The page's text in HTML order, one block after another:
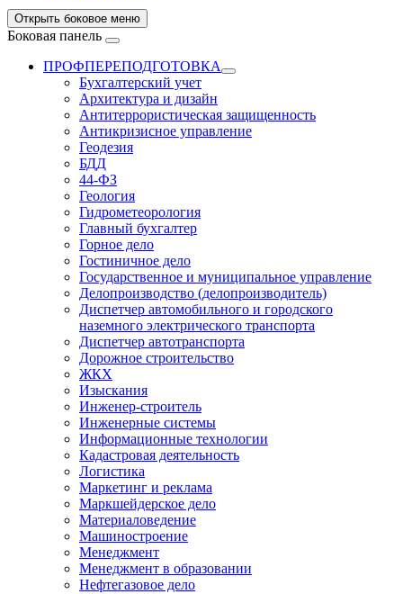
Открыть боковое меню
Боковая панель
ПРОФПЕРЕПОДГОТОВКА
Бухгалтерский учет
Архитектура и дизайн
Антитеррористическая защищенность
Антикризисное управление
Геодезия
БДД
44-ФЗ
Геология
Гидрометеорология
Главный бухгалтер
Горное дело
Гостиничное дело
Государственное и муниципальное управление
Делопроизводство (делопроизводитель)
Диспетчер автомобильного и городского
наземного электрического транспорта
Диспетчер автотранспорта
Дорожное строительство
ЖКХ
Изыскания
Инженер-строитель
Инженерные системы
Информационные технологии
Кадастровая деятельность
Логистика
Маркетинг и реклама
Маркшейдерское дело
Материаловедение
Машиностроение
Менеджмент
Менеджмент в образовании
Нефтегазовое дело